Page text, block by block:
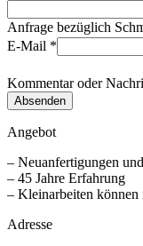
Anfrage bezüglich
E-Mail *
Kommentar oder
Absenden
Angebot
– Neuanfertigungen
– 45 Jahre Erfahrung
– Kleinarbeiten können
Adresse